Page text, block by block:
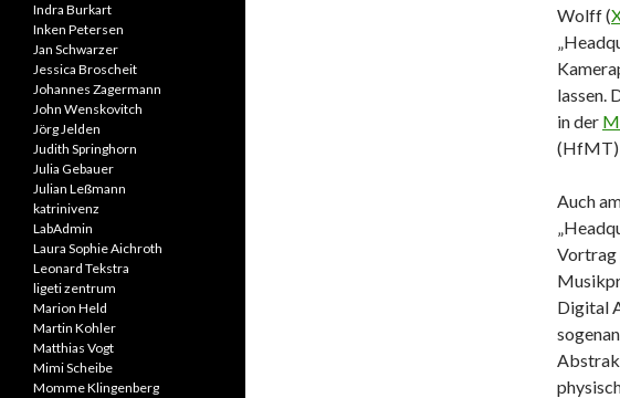
Wolff (
lassen.
in der
(HfMT)
Auch
Vortrag
Digital
Indra Burkart
Inken Petersen
Jan Schwarzer
Jessica Broscheit
Johannes Zagermann
John Wenskovitch
Jörg Jelden
Judith Springhorn
Julia Gebauer
Julian Leßmann
katrinivenz
LabAdmin
Laura Sophie Aichroth
Leonard Tekstra
ligeti zentrum
Marion Held
Martin Kohler
Matthias Vogt
Mimi Scheibe
Momme Klingenberg